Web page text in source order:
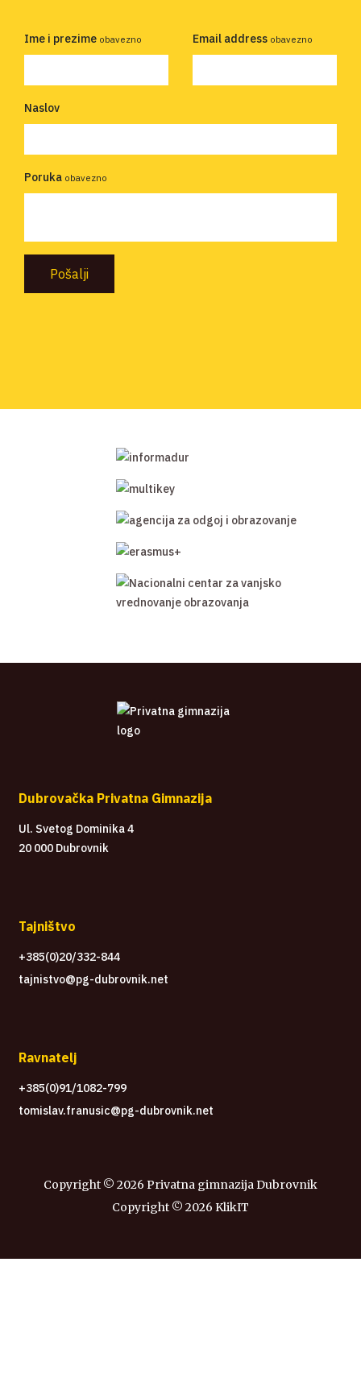
Ime i prezime obavezno Email address obavezno
Naslov
Poruka obavezno
Pošalji
Dubrovačka Privatna Gimnazija
Ul. Svetog Dominika 4
20 000 Dubrovnik
Tajništvo
+385(0)20/332-844
tajnistvo@pg-dubrovnik.net
Ravnatelj
+385(0)91/1082-799
tomislav.franusic@pg-dubrovnik.net
Copyright © 2026 Privatna gimnazija Dubrovnik
Copyright © 2026 KlikIT